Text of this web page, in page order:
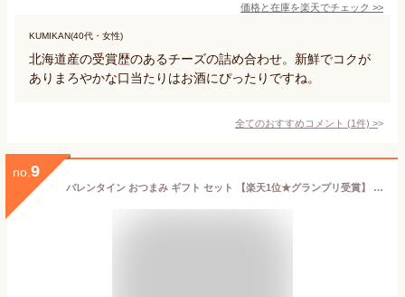
価格と在庫を楽天でチェック >>
KUMIKAN(40代・女性)
北海道産の受賞歴のあるチーズの詰め合わせ。新鮮でコクが
ありまろやかな口当たりはお酒にぴったりですね。
全てのおすすめコメント (1件) >
no. 9
バレンタイン おつまみ ギフト セット 【楽天1位★グランプリ受賞】 4種の燻製チーズ 詰め合わせ 送料別 | 燻製 専門 煙神 暑中 見舞い グルメ お取り寄せ お祝い 誕生日 プレゼント 内祝い 贈答品 ワイン ウイスキー 高級 健康 低糖質 手土産